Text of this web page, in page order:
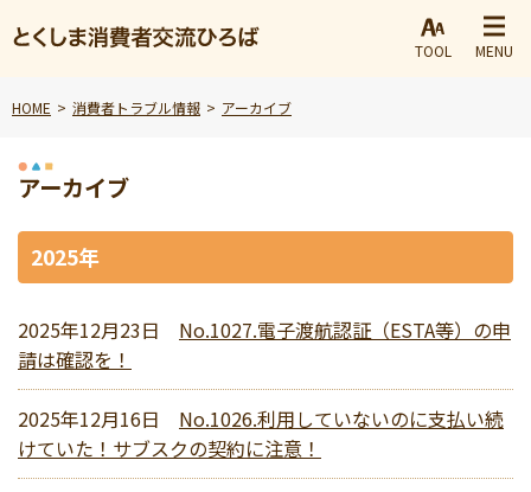
TOOL MENU
HOME 消費者トラブル情報 アーカイブ
アーカイブ
2025年
2025年12月23日
No.1027.電子渡航認証（ESTA等）の申
請は確認を！
2025年12月16日
No.1026.利用していないのに支払い続
けていた！サブスクの契約に注意！